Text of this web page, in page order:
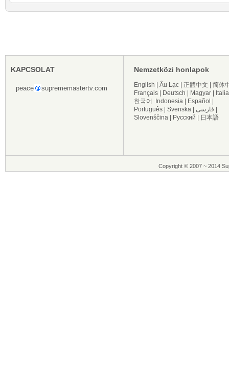
KAPCSOLAT
peace suprememastertv.com
Nemzetközi honlapok
English Âu Lạc 正體中文
简体
Français
Deutsch Magyar
한국어
Indonesia Español
Português
Svenska فارسی
Slovenščina
Русский 日本語
Copyright © 2007 ~ 2014